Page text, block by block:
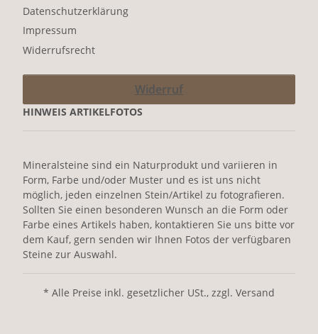
Datenschutzerklärung
Impressum
Widerrufsrecht
Widerruf
HINWEIS ARTIKELFOTOS
Mineralsteine sind ein Naturprodukt und variieren in
Form, Farbe und/oder Muster und es ist uns nicht
möglich, jeden einzelnen Stein/Artikel zu fotografieren.
Sollten Sie einen besonderen Wunsch an die Form oder
Farbe eines Artikels haben, kontaktieren Sie uns bitte vor
dem Kauf, gern senden wir Ihnen Fotos der verfügbaren
Steine zur Auswahl.
* Alle Preise inkl. gesetzlicher USt., zzgl. Versand